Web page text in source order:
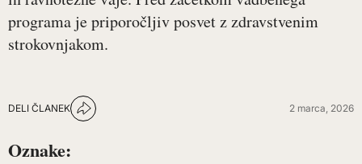
programa je priporočljiv posvet z zdravstvenim
strokovnjakom.
DELI ČLANEK 2 marca, 2026
Oznake: